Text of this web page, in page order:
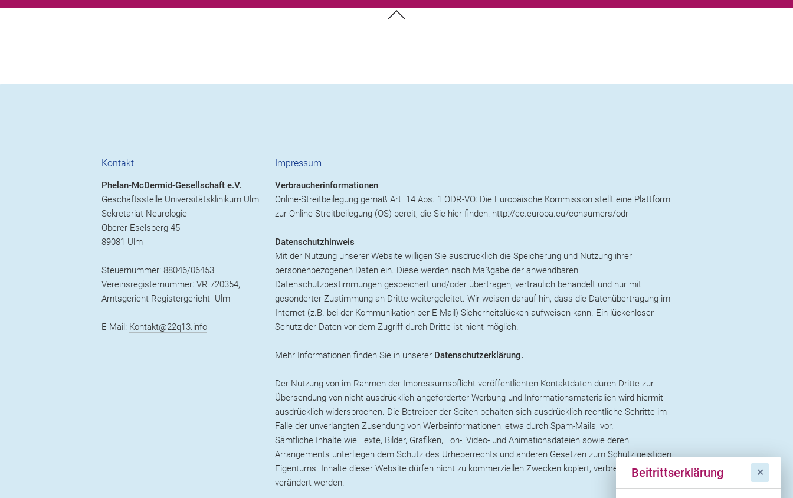
Kontakt
Phelan-McDermid-Gesellschaft e.V.
Geschäftsstelle Universitätsklinikum Ulm
Sekretariat Neurologie
Oberer Eselsberg 45
89081 Ulm
Steuernummer: 88046/06453
Vereinsregisternummer: VR 720354,
Amtsgericht-Registergericht- Ulm
E-Mail: Kontakt@22q13.info
Impressum
Verbraucherinformationen
Online-Streitbeilegung gemäß Art. 14 Abs. 1 ODR-VO: Die Europäische Kommission stellt eine Plattform
zur Online-Streitbeilegung (OS) bereit, die Sie hier finden: http://ec.europa.eu/consumers/odr
Datenschutzhinweis
Mit der Nutzung unserer Website willigen Sie ausdrücklich die Speicherung und Nutzung ihrer
personenbezogenen Daten ein. Diese werden nach Maßgabe der anwendbaren
Datenschutzbestimmungen gespeichert und/oder übertragen, vertraulich behandelt und nur mit
gesonderter Zustimmung an Dritte weitergeleitet. Wir weisen darauf hin, dass die Datenübertragung im
Internet (z.B. bei der Kommunikation per E-Mail) Sicherheitslücken aufweisen kann. Ein lückenloser
Schutz der Daten vor dem Zugriff durch Dritte ist nicht möglich.
Mehr Informationen finden Sie in unserer Datenschutzerklärung.
Der Nutzung von im Rahmen der Impressumspflicht veröffentlichten Kontaktdaten durch Dritte zur
Übersendung von nicht ausdrücklich angeforderter Werbung und Informationsmaterialien wird hiermit
ausdrücklich widersprochen. Die Betreiber der Seiten behalten sich ausdrücklich rechtliche Schritte im
Falle der unverlangten Zusendung von Werbeinformationen, etwa durch Spam-Mails, vor.
Sämtliche Inhalte wie Texte, Bilder, Grafiken, Ton-, Video- und Animationsdateien sowie deren
Arrangements unterliegen dem Schutz des Urheberrechts und anderen Gesetzen zum Schutz geistigen
Eigentums. Inhalte dieser Website dürfen nicht zu kommerziellen Zwecken kopiert, verbreitet oder
verändert werden.
Beitrittserklärung ✕